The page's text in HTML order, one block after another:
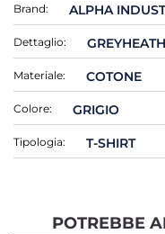
Brand: ALPHA
Dettaglio:
Materiale: COTONE
Colore: GRIGIO
Tipologia: T-SHIRT
POTREBBE